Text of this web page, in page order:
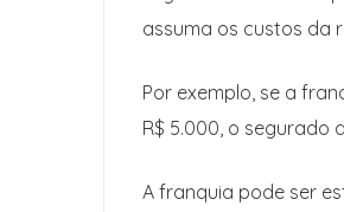
assuma os custos da
Por exemplo, se a
R$ 5.000, o segurado
A franquia pode ser